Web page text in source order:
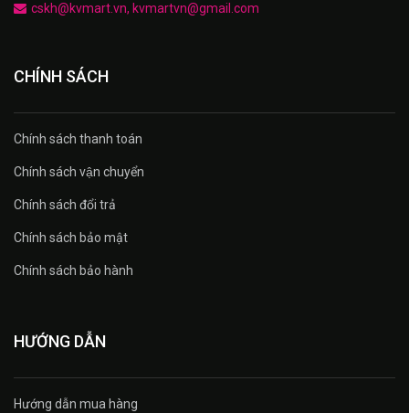
cskh@kvmart.vn, kvmartvn@gmail.com
CHÍNH SÁCH
Chính sách thanh toán
Chính sách vận chuyển
Chính sách đổi trả
Chính sách bảo mật
Chính sách bảo hành
HƯỚNG DẪN
Hướng dẫn mua hàng